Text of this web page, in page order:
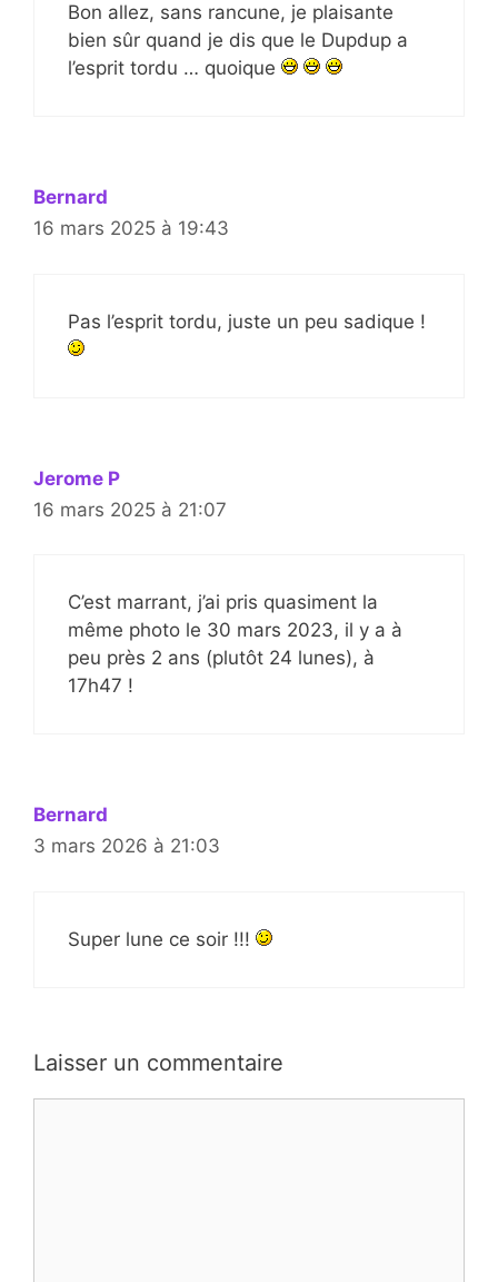
Bon allez, sans rancune, je plaisante
bien sûr quand je dis que le Dupdup a
l’esprit tordu … quoique
Bernard
16 mars 2025 à 19:43
Pas l’esprit tordu, juste un peu sadique !
Jerome P
16 mars 2025 à 21:07
C’est marrant, j’ai pris quasiment la
même photo le 30 mars 2023, il y a à
peu près 2 ans (plutôt 24 lunes), à
17h47 !
Bernard
3 mars 2026 à 21:03
Super lune ce soir !!!
Laisser un commentaire